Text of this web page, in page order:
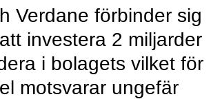
Verdane förbinder sig
investera 2 miljarder
i bolagets vilket för
motsvarar ungefär